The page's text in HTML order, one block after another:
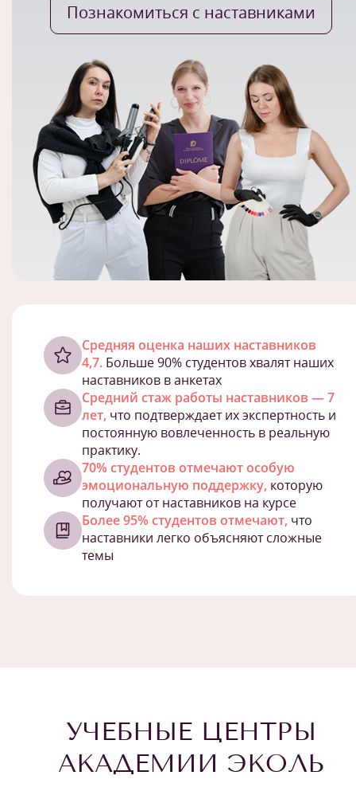
Познакомиться с наставниками
Cредняя оценка наших наставников
4,7. Больше 90% студентов хвалят наших
наставников в анкетах
Средний стаж работы наставников — 7
лет, что подтверждает их экспертность и
постоянную вовлеченность в реальную
практику.
70% студентов отмечают особую
эмоциональную поддержку, которую
получают от наставников на курсе
Более 95% студентов отмечают, что
наставники легко объясняют сложные
темы
УЧЕБНЫЕ ЦЕНТРЫ
АКАДЕМИИ ЭКОЛЬ